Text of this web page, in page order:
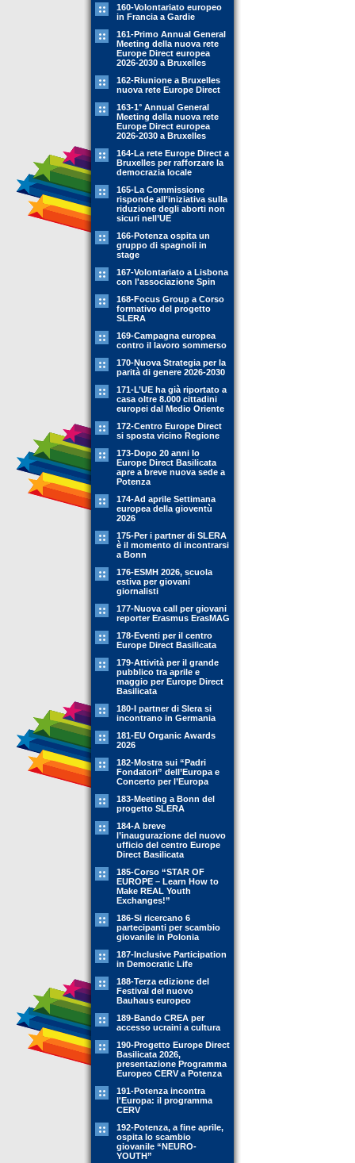
160-Volontariato europeo
in Francia a Gardie
161-Primo Annual General
Meeting della nuova rete
Europe Direct europea
2026-2030 a Bruxelles
162-Riunione a Bruxelles
nuova rete Europe Direct
163-1° Annual General
Meeting della nuova rete
Europe Direct europea
2026-2030 a Bruxelles
164-La rete Europe Direct a
Bruxelles per rafforzare la
democrazia locale
165-La Commissione
risponde all’iniziativa sulla
riduzione degli aborti non
sicuri nell’UE
166-Potenza ospita un
gruppo di spagnoli in
stage
167-Volontariato a Lisbona
con l'associazione Spin
168-Focus Group a Corso
formativo del progetto
SLERA
169-Campagna europea
contro il lavoro sommerso
170-Nuova Strategia per la
parità di genere 2026-2030
171-L’UE ha già riportato a
casa oltre 8.000 cittadini
europei dal Medio Oriente
172-Centro Europe Direct
si sposta vicino Regione
173-Dopo 20 anni lo
Europe Direct Basilicata
apre a breve nuova sede a
Potenza
174-Ad aprile Settimana
europea della gioventù
2026
175-Per i partner di SLERA
è il momento di incontrarsi
a Bonn
176-ESMH 2026, scuola
estiva per giovani
giornalisti
177-Nuova call per giovani
reporter Erasmus ErasMAG
178-Eventi per il centro
Europe Direct Basilicata
179-Attività per il grande
pubblico tra aprile e
maggio per Europe Direct
Basilicata
180-I partner di Slera si
incontrano in Germania
181-EU Organic Awards
2026
182-Mostra sui “Padri
Fondatori” dell’Europa e
Concerto per l’Europa
183-Meeting a Bonn del
progetto SLERA
184-A breve
l’inaugurazione del nuovo
ufficio del centro Europe
Direct Basilicata
185-Corso “STAR OF
EUROPE – Learn How to
Make REAL Youth
Exchanges!”
186-Si ricercano 6
partecipanti per scambio
giovanile in Polonia
187-Inclusive Participation
in Democratic Life
188-Terza edizione del
Festival del nuovo
Bauhaus europeo
189-Bando CREA per
accesso ucraini a cultura
190-Progetto Europe Direct
Basilicata 2026,
presentazione Programma
Europeo CERV a Potenza
191-Potenza incontra
l'Europa: il programma
CERV
192-Potenza, a fine aprile,
ospita lo scambio
giovanile “NEURO-
YOUTH”